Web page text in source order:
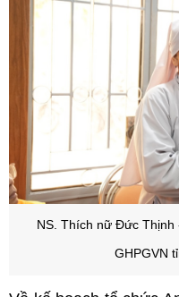
NS. Thích nữ Đức
GHPGVN